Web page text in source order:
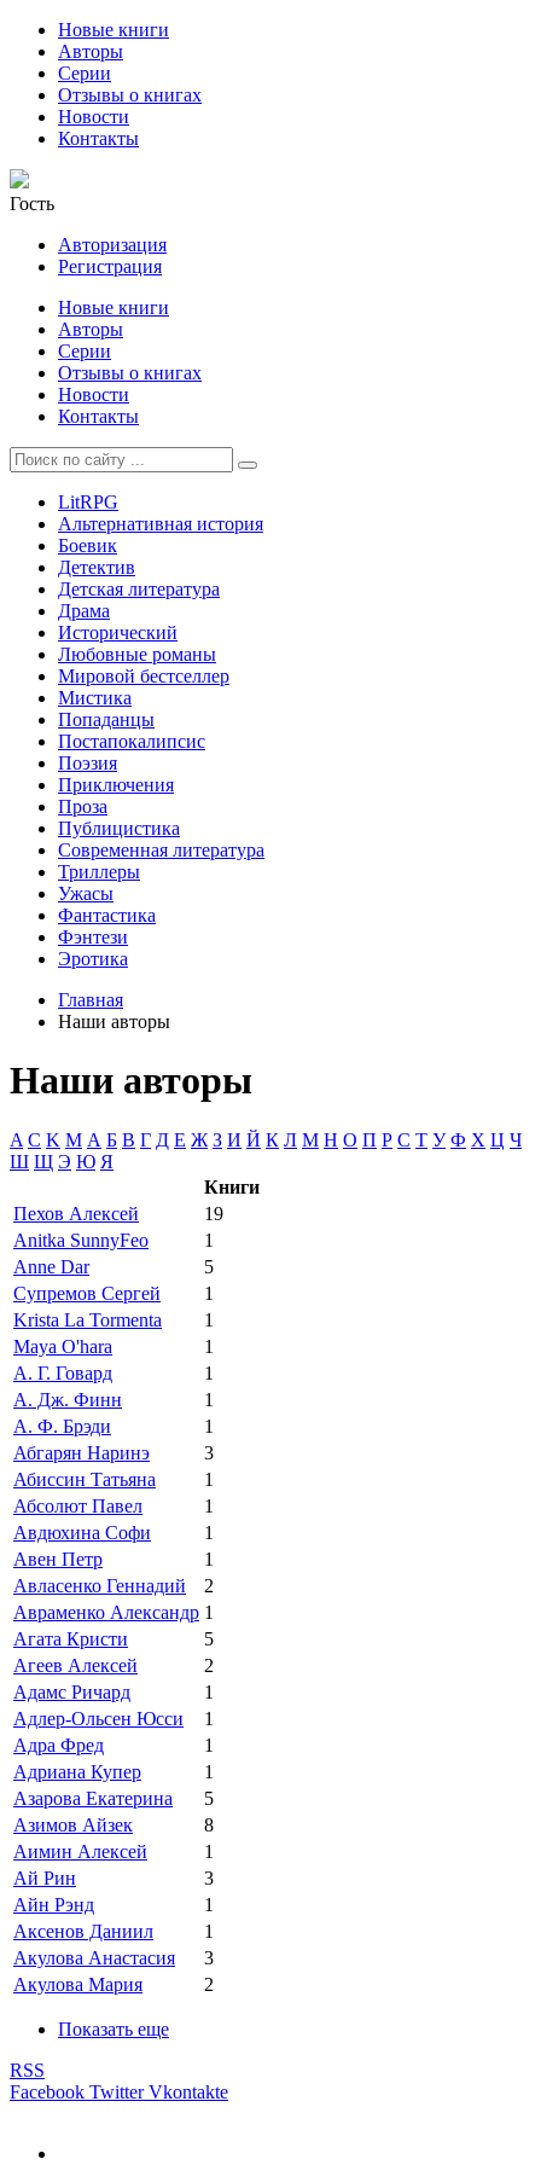
Новые книги
Авторы
Серии
Отзывы о книгах
Новости
Контакты
Гость
Авторизация
Регистрация
Новые книги
Авторы
Серии
Отзывы о книгах
Новости
Контакты
LitRPG
Альтернативная история
Боевик
Детектив
Детская литература
Драма
Исторический
Любовные романы
Мировой бестселлер
Мистика
Попаданцы
Постапокалипсис
Поэзия
Приключения
Проза
Публицистика
Современная литература
Триллеры
Ужасы
Фантастика
Фэнтези
Эротика
Главная
Наши авторы
Наши авторы
A C K M А Б В Г Д Е Ж З И Й К Л М Н О П Р С Т У Ф Х Ц Ч
Ш Щ Э Ю Я
Книги
Пехов Алексей
19
Anitka SunnyFeo
1
Anne Dar
5
Cупремов Сергей
1
Krista La Tormenta
1
Maya O'hara
1
А. Г. Говард
1
А. Дж. Финн
1
А. Ф. Брэди
1
Абгарян Наринэ
3
Абиссин Татьяна
1
Абсолют Павел
1
Авдюхина Софи
1
Авен Петр
1
Авласенко Геннадий
2
Авраменко Александр 1
Агата Кристи
5
Агеев Алексей
2
Адамс Ричард
1
Адлер-Ольсен Юсси
1
Адра Фред
1
Адриана Купер
1
Азарова Екатерина
5
Азимов Айзек
8
Аимин Алексей
1
Ай Рин
3
Айн Рэнд
1
Аксенов Даниил
1
Акулова Анастасия
3
Акулова Мария
2
Показать еще
RSS
Facebook Twitter Vkontakte